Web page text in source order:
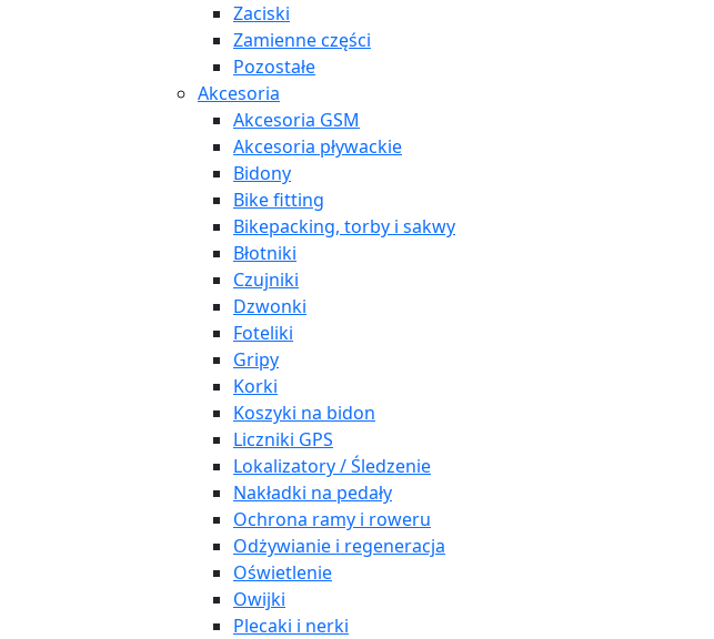
Zaciski
Zamienne części
Pozostałe
Akcesoria
Akcesoria GSM
Akcesoria pływackie
Bidony
Bike fitting
Bikepacking, torby i sakwy
Błotniki
Czujniki
Dzwonki
Foteliki
Gripy
Korki
Koszyki na bidon
Liczniki GPS
Lokalizatory / Śledzenie
Nakładki na pedały
Ochrona ramy i roweru
Odżywianie i regeneracja
Oświetlenie
Owijki
Plecaki i nerki